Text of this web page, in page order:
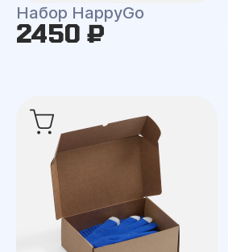
Набор HappyGo
2450 ₽